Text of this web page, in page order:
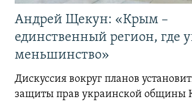
Андрей Щекун: «Крым –
единственный регион, где
меньшинство»
Дискуссия вокруг планов
защиты прав украинской общины